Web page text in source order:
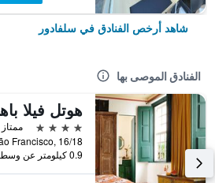
شاهد أرخص الفنادق في سلفادور
الفنادق الموصى بها
هوتل فيلا
4 نجوم
ممتاز 9.3
0.9 كيلومتر عن وسط المدينة